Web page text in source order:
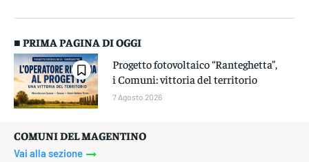
■ PRIMA PAGINA DI OGGI
Progetto fotovoltaico “Ranteghetta”,
i Comuni: vittoria del territorio
7 Agosto 2026
COMUNI DEL MAGENTINO
Vai alla sezione